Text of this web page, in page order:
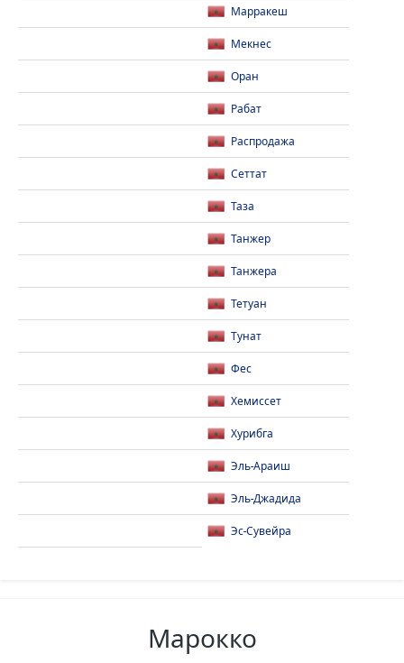
Марракеш
Мекнес
Оран
Рабат
Распродажа
Сеттат
Таза
Танжер
Танжера
Тетуан
Тунат
Фес
Хемиссет
Хурибга
Эль-Араиш
Эль-Джадида
Эс-Сувейра
Марокко